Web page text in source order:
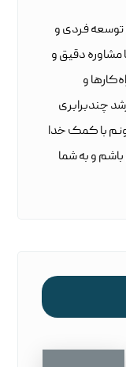
توسعه فردی و
مشاوره دقیق و
و
چندبرابری
با کمک خدا
و به شما